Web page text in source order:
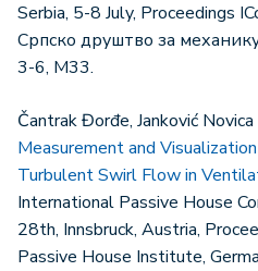
Serbia, 5-8 July, Proceedings
Српско друштво за
3-6, M33.
Čantrak Đorđe, Janković
Measurement and
Turbulent Swirl Flow in
International Passive House
28th, Innsbruck, Austria,
Passive House Institute,